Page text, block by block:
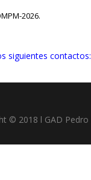
2026.
siguientes
© 2018 l GAD